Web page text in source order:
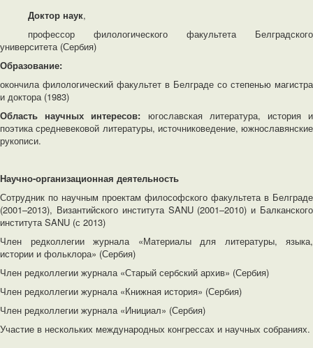
Доктор наук,
профессор филологического факультета Белградского
университета (Сербия)
Образование:
окончила филологический факультет в Белграде со степенью магистра
и доктора (1983)
Область научных интересов: югославская литература, история и
поэтика средневековой литературы, источниковедение, южнославянские
рукописи.
Научно-организационная деятельность
Сотрудник по научным проектам философского факультета в Белграде
(2001–2013), Византийского института SANU (2001–2010) и Балканского
института SANU (с 2013)
Член редколлегии журнала «Материалы для литературы, языка,
истории и фольклора» (Сербия)
Член редколлегии журнала «Старый сербский архив» (Сербия)
Член редколлегии журнала «Книжная история» (Сербия)
Член редколлегии журнала «Инициал» (Сербия)
Участие в нескольких международных конгрессах и научных собраниях.